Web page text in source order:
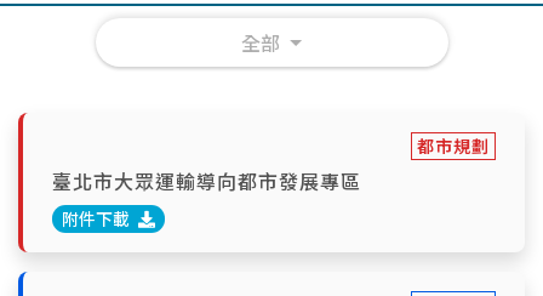
全部
都市規劃
臺北市大眾運輸導向都市發展專區
附件下載